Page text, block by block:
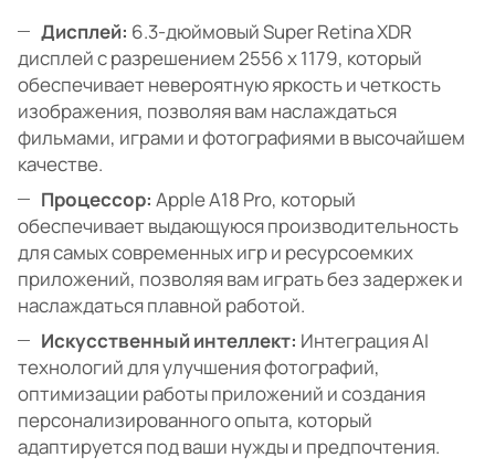
Дисплей: 6.3-дюймовый Super Retina XDR
дисплей с разрешением 2556 x 1179, который
обеспечивает невероятную яркость и четкость
изображения, позволяя вам наслаждаться
фильмами, играми и фотографиями в высочайшем
качестве.
Процессор: Apple A18 Pro, который
обеспечивает выдающуюся производительность
для самых современных игр и ресурсоемких
приложений, позволяя вам играть без задержек и
наслаждаться плавной работой.
Искусственный интеллект: Интеграция AI
технологий для улучшения фотографий,
оптимизации работы приложений и создания
персонализированного опыта, который
адаптируется под ваши нужды и предпочтения.